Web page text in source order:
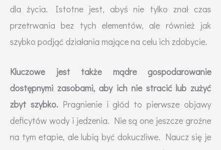
dla życia. Istotne jest, abyś nie tylko znał czas
przetrwania bez tych elementów, ale również jak
szybko podjąć działania mające na celu ich zdobycie.
Kluczowe jest także mądre gospodarowanie
dostępnymi zasobami, aby ich nie stracić lub zużyć
zbyt szybko. Pragnienie i głód to pierwsze objawy
deficytów wody i jedzenia. Nie są one jeszcze groźne
na tym etapie, ale lubią być dokuczliwe. Naucz się je